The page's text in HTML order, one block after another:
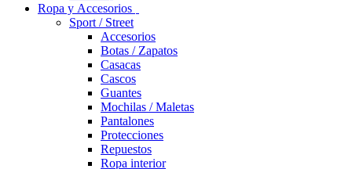
Ropa y Accesorios
Sport / Street
Accesorios
Botas / Zapatos
Casacas
Cascos
Guantes
Mochilas / Maletas
Pantalones
Protecciones
Repuestos
Ropa interior